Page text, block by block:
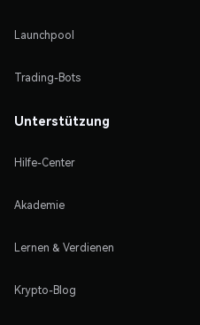
Launchpool
Trading-Bots
Unterstützung
Hilfe-Center
Akademie
Lernen & Verdienen
Krypto-Blog